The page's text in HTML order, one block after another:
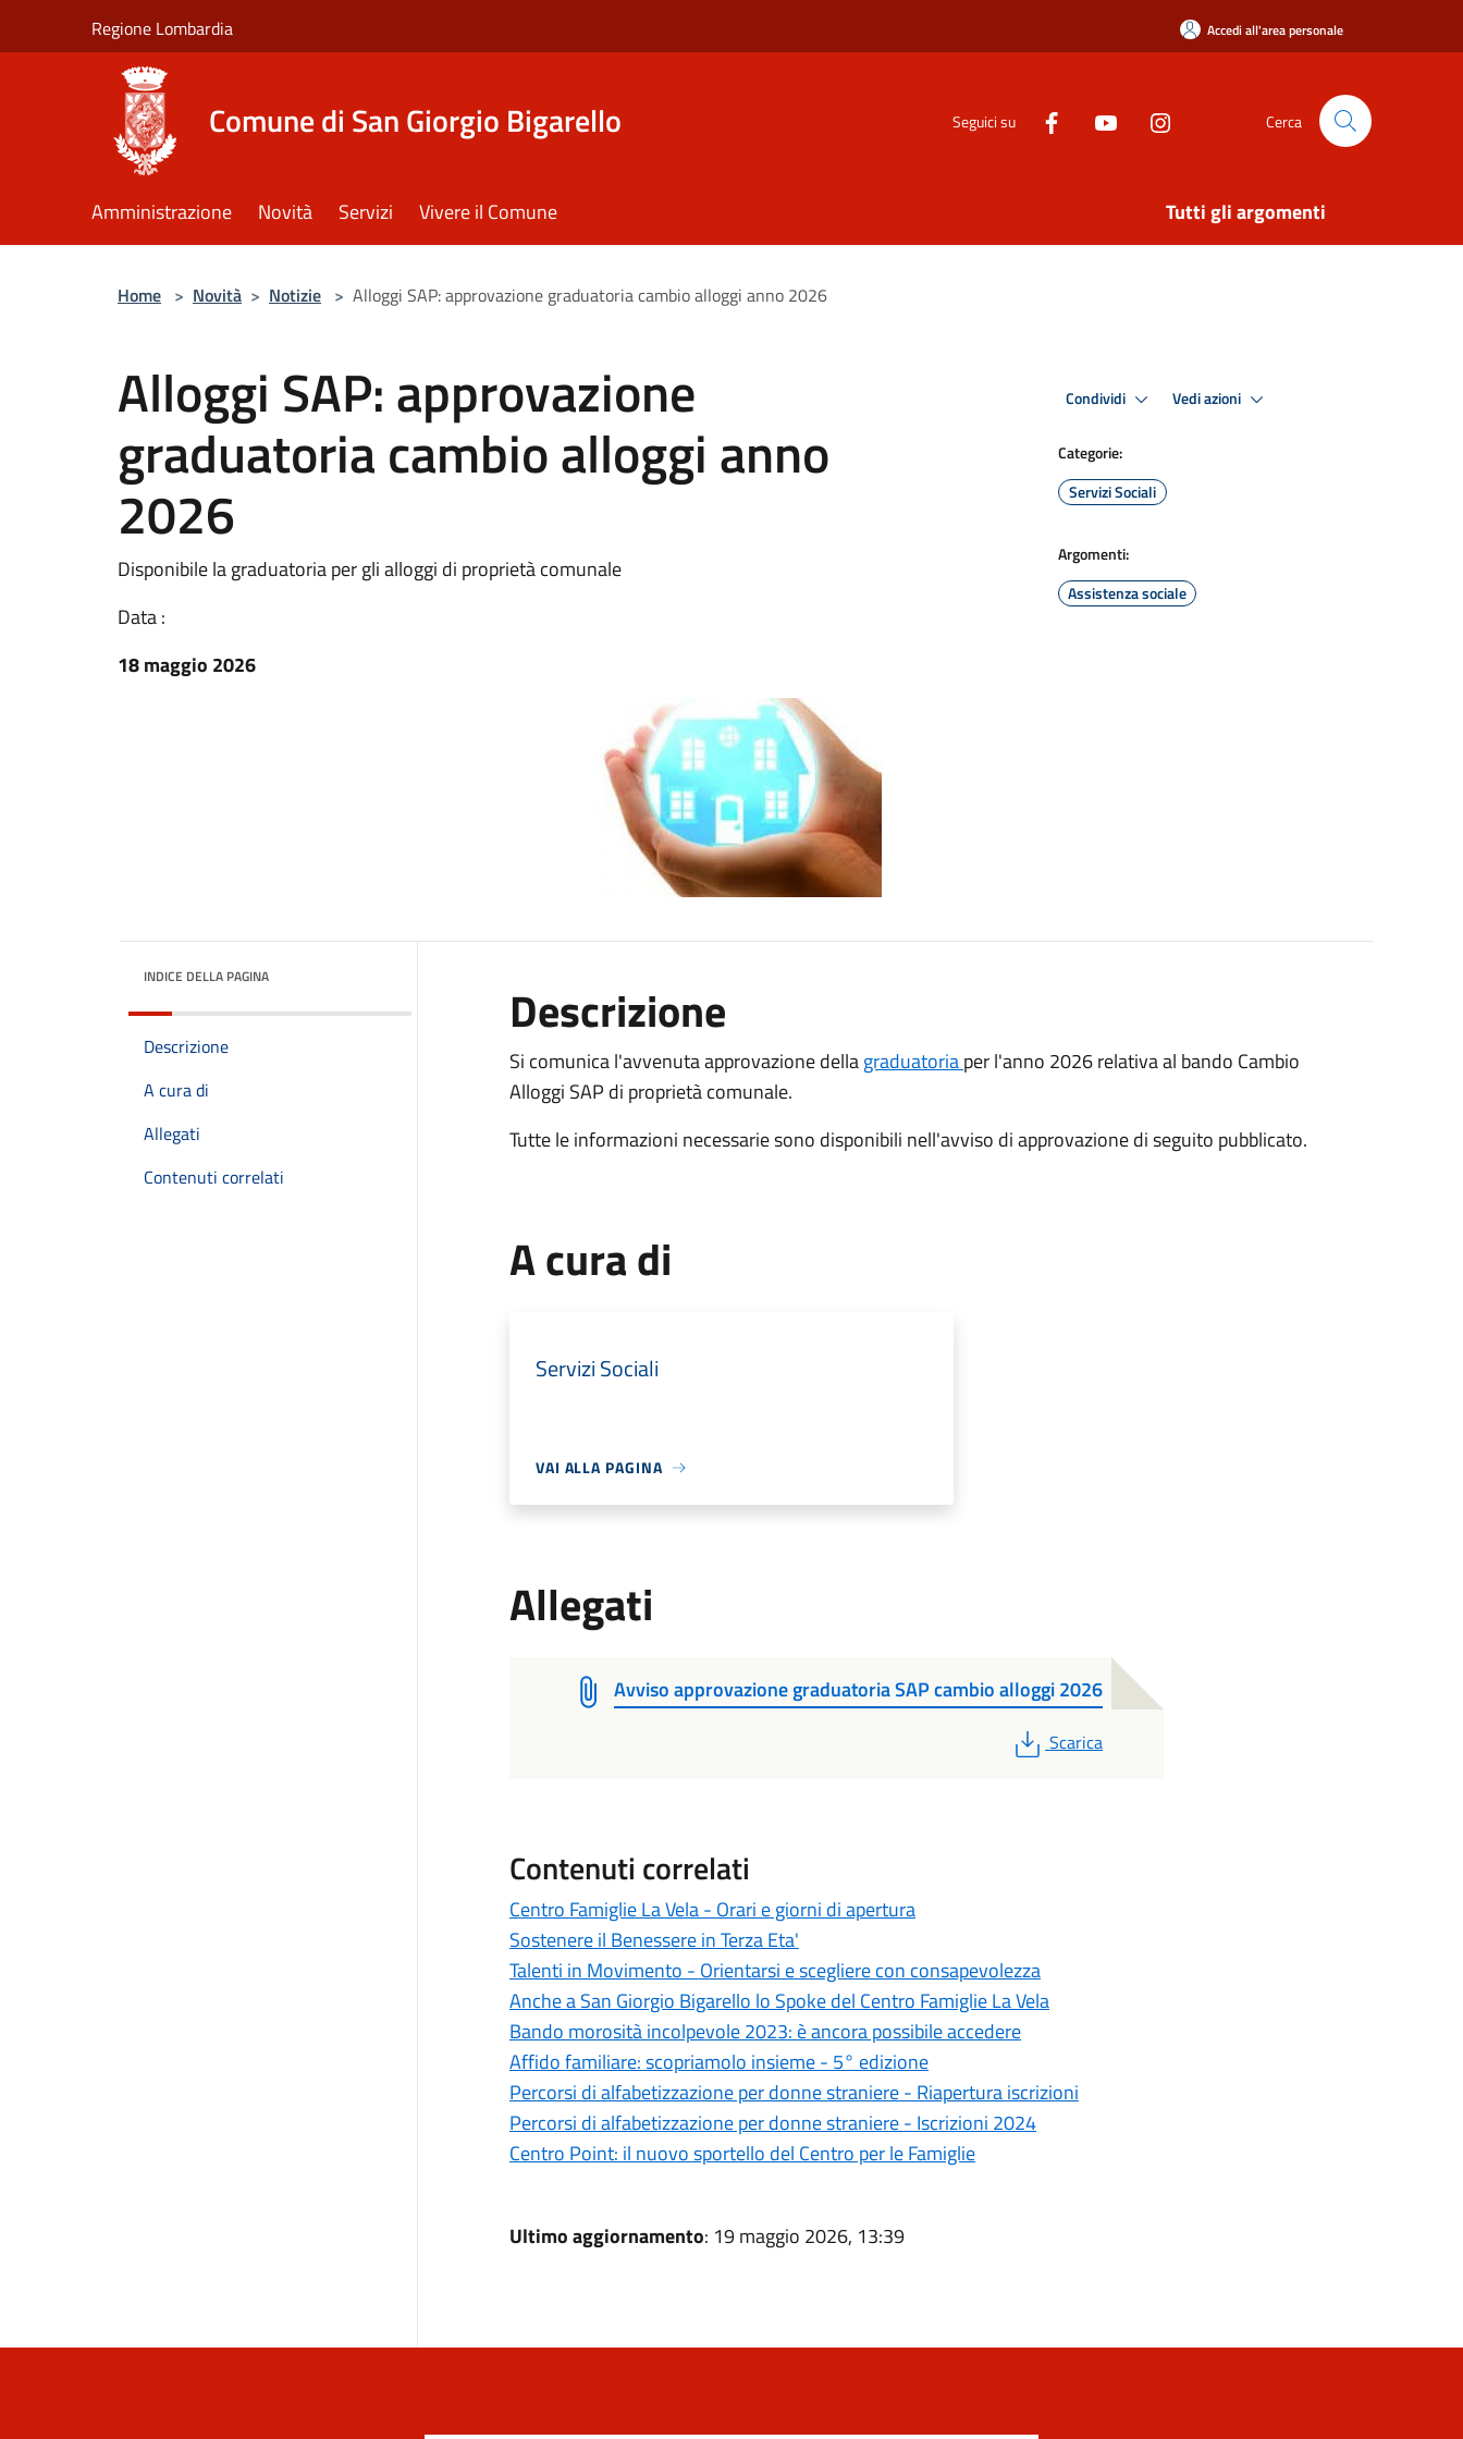
Regione Lombardia Accedi all'area personale
Comune di San Giorgio Bigarello Seguici su Cerca
Amministrazione Novità Servizi Vivere il Comune Tutti gli argomenti
Home > Novità > Notizie > Alloggi SAP: approvazione graduatoria cambio alloggi anno 2026
Alloggi SAP: approvazione
graduatoria cambio alloggi anno
2026
Disponibile la graduatoria per gli alloggi di proprietà comunale
Data :
18 maggio 2026
Condividi Vedi azioni
Categorie:
Servizi Sociali
Argomenti:
Assistenza sociale
INDICE DELLA PAGINA
Descrizione
A cura di
Allegati
Contenuti correlati
Descrizione
Si comunica l'avvenuta approvazione dellagraduatoriaper l'anno 2026 relativa al bando Cambio
Alloggi SAP di proprietà comunale.
Tutte le informazioni necessarie sono disponibili nell'avviso di approvazione di seguito pubblicato.
A cura di
Servizi Sociali
VAI ALLA PAGINA
Allegati
Avviso approvazione graduatoria SAP cambio alloggi 2026
PDF
Scarica
Contenuti correlati
Centro Famiglie La Vela - Orari e giorni di apertura
Sostenere il Benessere in Terza Eta'
Talenti in Movimento - Orientarsi e scegliere con consapevolezza
Anche a San Giorgio Bigarello lo Spoke del Centro Famiglie La Vela
Bando morosità incolpevole 2023: è ancora possibile accedere
Affido familiare: scopriamolo insieme - 5° edizione
Percorsi di alfabetizzazione per donne straniere - Riapertura iscrizioni
Percorsi di alfabetizzazione per donne straniere - Iscrizioni 2024
Centro Point: il nuovo sportello del Centro per le Famiglie
Ultimo aggiornamento: 19 maggio 2026, 13:39